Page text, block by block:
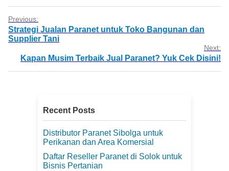
Previous:
Strategi Jualan Paranet untuk Toko Bangunan dan
Supplier Tani
Next:
Kapan Musim Terbaik Jual Paranet? Yuk Cek Disini!
Recent Posts
Distributor Paranet Sibolga untuk
Perikanan dan Area Komersial
Daftar Reseller Paranet di Solok untuk
Bisnis Pertanian